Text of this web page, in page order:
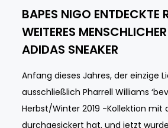
BAPES NIGO ENTDECKTE
WEITERES
ADIDAS SNEAKER
Anfang dieses Jahres, der einzige
ausschließlich Pharrell Williams
Herbst/Winter 2019 -Kollektion mit
durchgesickert hat, und jetzt